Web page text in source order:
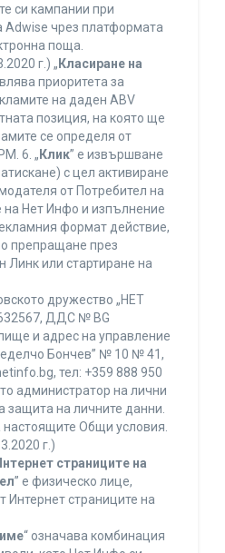
си кампании при
Adwise чрез платформата
поща.
г.) „ Класиране на
приоритета за
на даден ABV
позиция, на която ще
се определя от
6. „ Клик” е извършване
с цел активиране
от Потребител на
на Нет Инфо и изпълнение
формат действие,
препращане през
Линк или стартиране на
дружество „НЕТ
ДДС № BG
и адрес на управление
Бончев” № 10 № 41,
тел: +359 888 950
администратор на лични
защита на личните данни.
настоящите Общи условия.
г.)
страниците на
” е физическо лице,
Интернет страниците на
“ означава комбинация